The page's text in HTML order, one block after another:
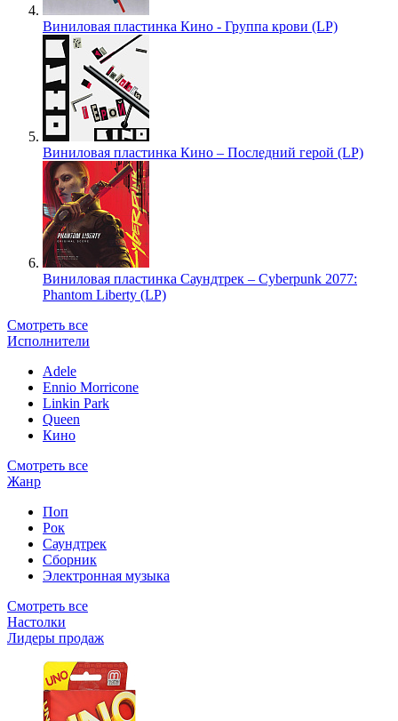
Виниловая пластинка Кино - Группа крови (LP)
Виниловая пластинка Кино – Последний герой (LP)
Виниловая пластинка Саундтрек – Cyberpunk 2077:
Phantom Liberty (LP)
Смотреть все
Исполнители
Adele
Ennio Morricone
Linkin Park
Queen
Кино
Смотреть все
Жанр
Поп
Рок
Саундтрек
Сборник
Электронная музыка
Смотреть все
Настолки
Лидеры продаж